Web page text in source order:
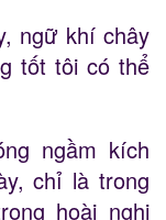
ngữ khí chây
tốt tôi có thể
ngầm kích
chỉ là trong
hoài nghi